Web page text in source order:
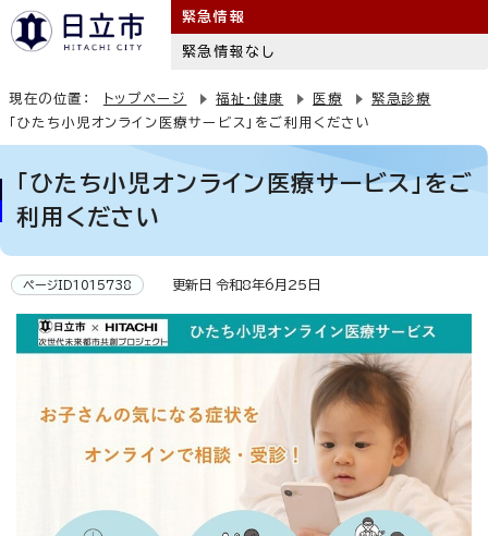
緊急情報
緊急情報なし
現在の位置： トップページ 福祉・健康 医療
緊急診療
「ひたち小児オンライン医療サービス」をご利用ください
「ひたち小児オンライン医療サービス」をご
利用ください
ページID1015738 更新日 令和8年6月25日